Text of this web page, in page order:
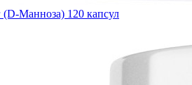
Манноза) 120 капсул